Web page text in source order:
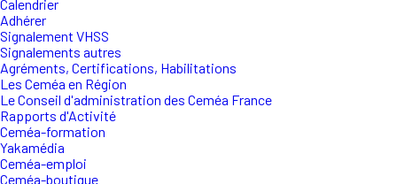
Calendrier
Adhérer
Signalement VHSS
Signalements autres
Agréments, Certifications, Habilitations
Les Ceméa en Région
Le Conseil d'administration des Ceméa France
Rapports d'Activité
Ceméa-formation
Yakamédia
Ceméa-emploi
Ceméa-boutique